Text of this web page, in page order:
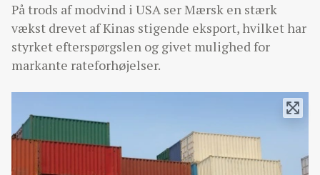
På trods af modvind i USA ser Mærsk en stærk
vækst drevet af Kinas stigende eksport, hvilket har
styrket efterspørgslen og givet mulighed for
markante rateforhøjelser.